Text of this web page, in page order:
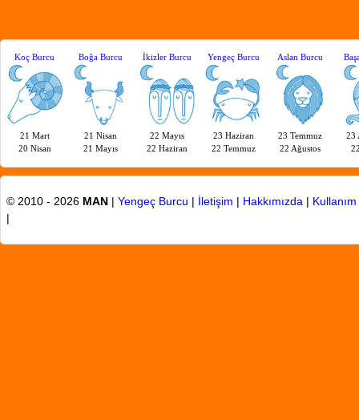
Koç Burcu
21 Mart
20 Nisan
Boğa Burcu
21 Nisan
21 Mayıs
İkizler Burcu
22 Mayıs
22 Haziran
Yengeç Burcu
23 Haziran
22 Temmuz
Aslan Burcu
23 Temmuz
22 Ağustos
23
© 2010 - 2026 MAN | Yengeç Burcu | İletişim | Hakkımızda |
|